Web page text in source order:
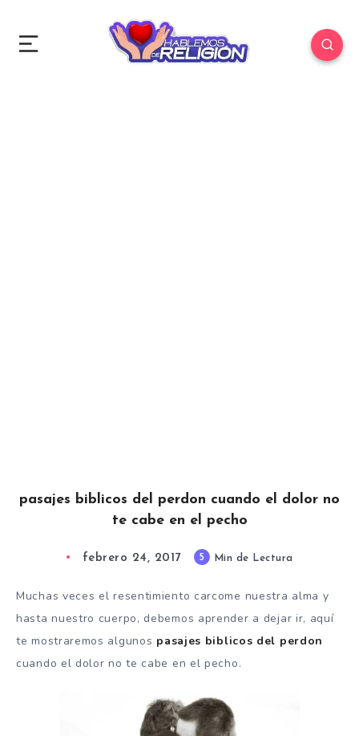
pasajes biblicos del perdon cuando el dolor no
te cabe en el pecho
febrero 24, 2017 5 Min de Lectura
Muchas veces el resentimiento carcome nuestra alma y
hasta nuestro cuerpo, debemos aprender a dejar ir, aquí
te mostraremos algunos pasajes biblicos del perdon
cuando el dolor no te cabe en el pecho.